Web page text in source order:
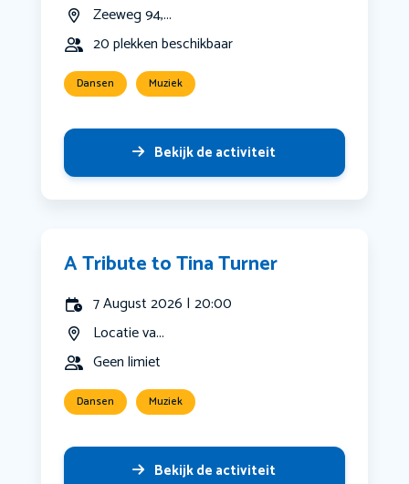
Zeeweg 94,...
20 plekken beschikbaar
Dansen Muziek
Bekijk de activiteit
A Tribute to Tina Turner
7 August 2026 | 20:00
Locatie va...
Geen limiet
Dansen Muziek
Bekijk de activiteit